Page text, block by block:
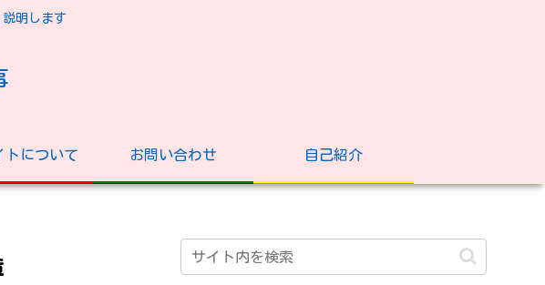
明します
トについて お問い合わせ 自己紹介